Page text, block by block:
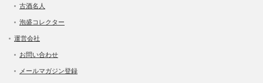
古酒名人
泡盛コレクター
運営会社
お問い合わせ
メールマガジン登録